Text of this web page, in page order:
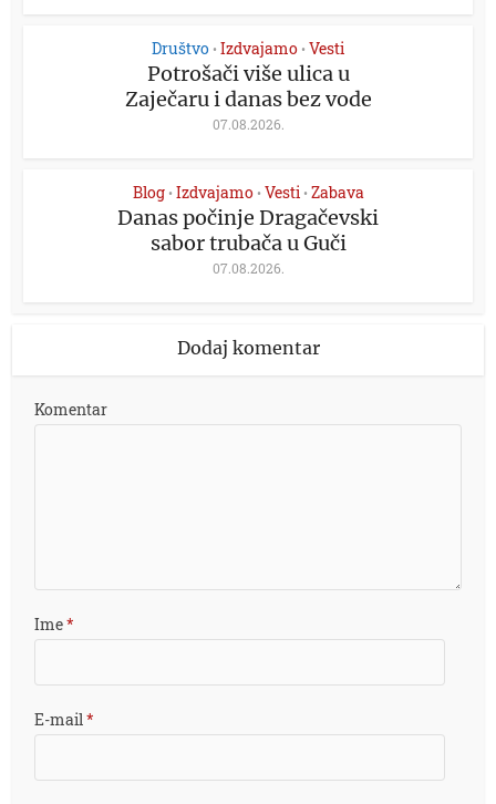
Društvo • Izdvajamo • Vesti
Potrošači više ulica u
Zaječaru i danas bez vode
07.08.2026.
Blog • Izdvajamo • Vesti • Zabava
Danas počinje Dragačevski
sabor trubača u Guči
07.08.2026.
Dodaj komentar
Komentar
Ime*
E-mail*